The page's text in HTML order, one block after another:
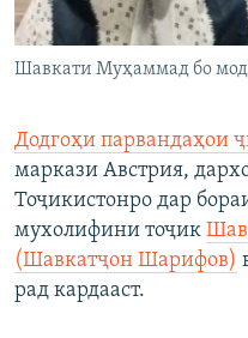
Шавкати Муҳаммад бо
Додгоҳи парвандаҳои
маркази Австрия,
Тоҷикистонро дар
мухолифини тоҷик
(Шавкатҷон Шарифов)
рад кардааст.